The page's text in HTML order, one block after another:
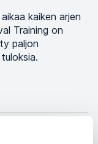
kaiken arjen
Training on
paljon